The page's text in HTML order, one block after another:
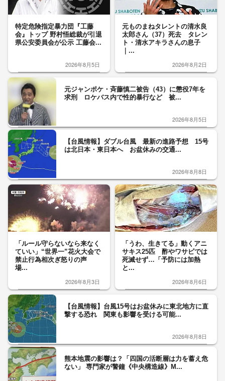
特定危険指定暴力団『工藤
会』トップ 野村悟総裁が引退
県公安委員会が公示 工藤会...
2026年8月5日
元ものまねタレントの清水良
太郎さん（37）死去 タレン
ト・清水アキラさんの息子
｜...
2026年8月2日
元ジャンポケ・斉藤慎二被告（43）に懲役7年を
求刑 ロケバス内で性的暴行など 被...
2026年8月5日
【台風情報】ダブル台風 最新の進路予想 15号
は北日本・東日本へ お盆休みの交通...
2026年8月8日
「ルール守らないなら来なく
ていい」“世界一”花火大会で
禁止行為相次ぎ怒りの声
場...
2026年8月3日
「うわ、生きてる」動くアニ
サキス25匹 酢やワサビでは
死滅せず…「予防には加熱
と...
2026年8月6日
【台風情報】台風15号はお盆休みに東北地方に直
撃する恐れ 関東も影響を受ける可能...
2026年8月8日
熊本地震の影響は？「四国の活断層は力を蓄え危
ない」 専門家が警鐘《中央構造線》M...